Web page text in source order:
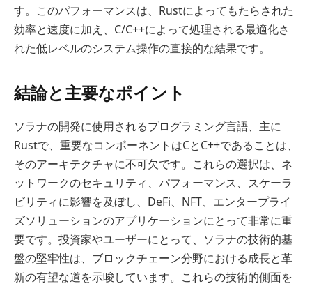
す。このパフォーマンスは、Rustによってもたらされた
効率と速度に加え、C/C++によって処理される最適化さ
れた低レベルのシステム操作の直接的な結果です。
結論と主要なポイント
ソラナの開発に使用されるプログラミング言語、主に
Rustで、重要なコンポーネントはCとC++であることは、
そのアーキテクチャに不可欠です。これらの選択は、ネ
ットワークのセキュリティ、パフォーマンス、スケーラ
ビリティに影響を及ぼし、DeFi、NFT、エンタープライ
ズソリューションのアプリケーションにとって非常に重
要です。投資家やユーザーにとって、ソラナの技術的基
盤の堅牢性は、ブロックチェーン分野における成長と革
新の有望な道を示唆しています。これらの技術的側面を